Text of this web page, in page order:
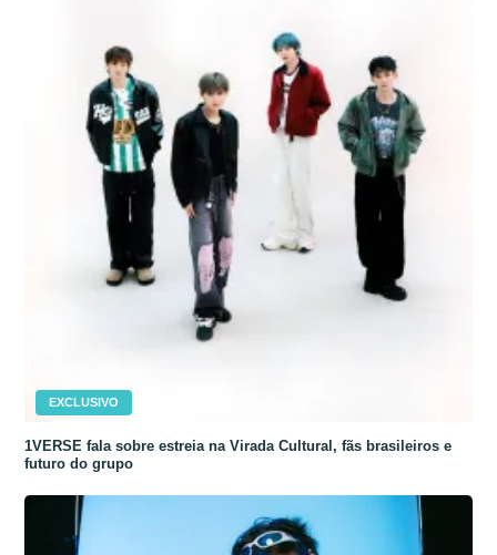
EXCLUSIVO
1VERSE fala sobre estreia na Virada Cultural, fãs brasileiros e
futuro do grupo